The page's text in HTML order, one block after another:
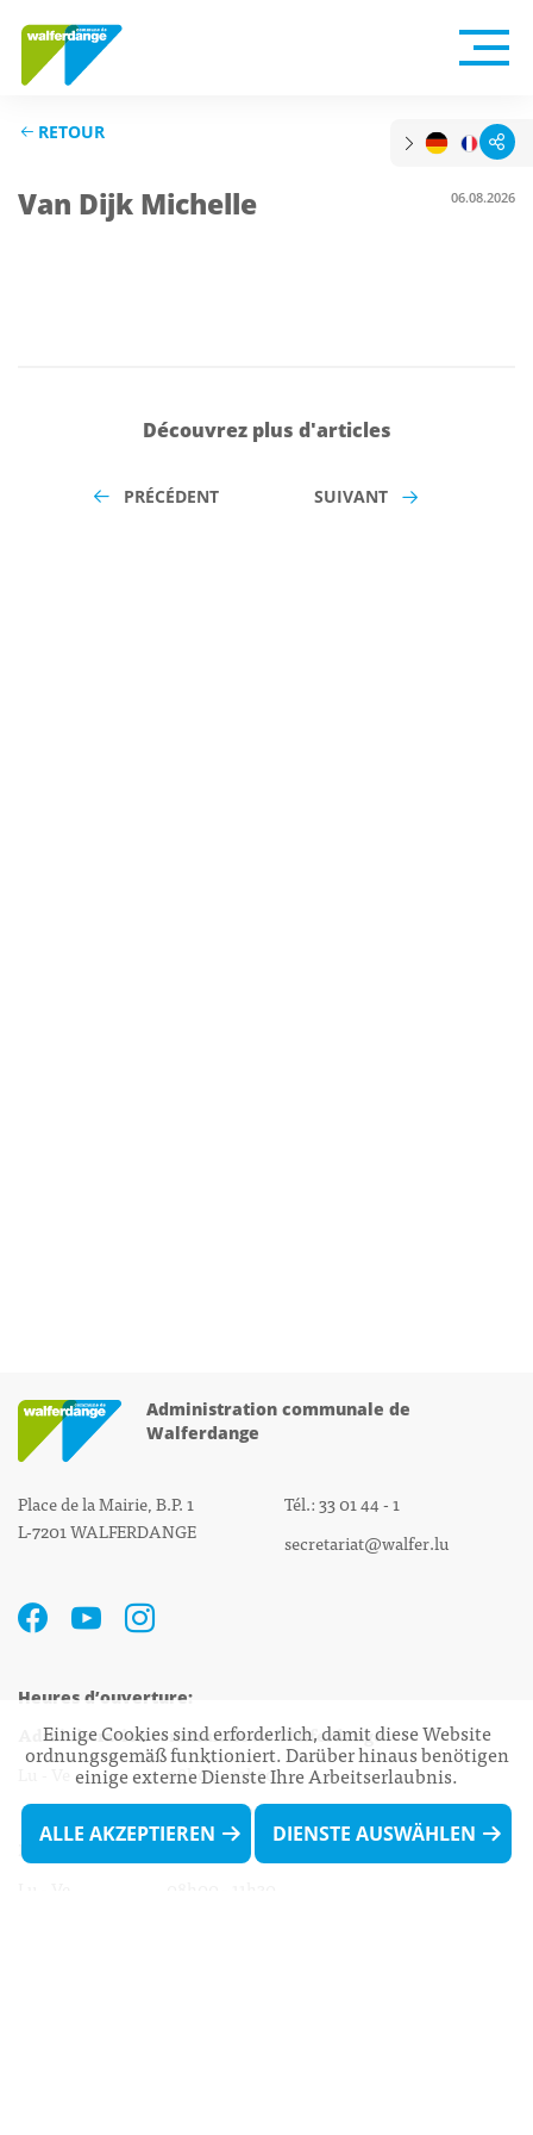
RETOUR
Van Dijk Michelle 06.08.2026
Découvrez plus d'articles
PRÉCÉDENT SUIVANT
Administration communale de
Walferdange
Place de la Mairie, B.P. 1
L-7201 WALFERDANGE
Tél.: 33 01 44 - 1
secretariat@walfer.lu
Heures d’ouverture:
Administration communale de Walferdange
Lu - Ve 08h00 - 11h30
13h30 - 16h00
Biergercenter
Einige Cookies sind erforderlich, damit diese Website
ordnungsgemäß funktioniert. Darüber hinaus benötigen
einige externe Dienste Ihre Arbeitserlaubnis.
ALLE AKZEPTIEREN DIENSTE AUSWÄHLEN